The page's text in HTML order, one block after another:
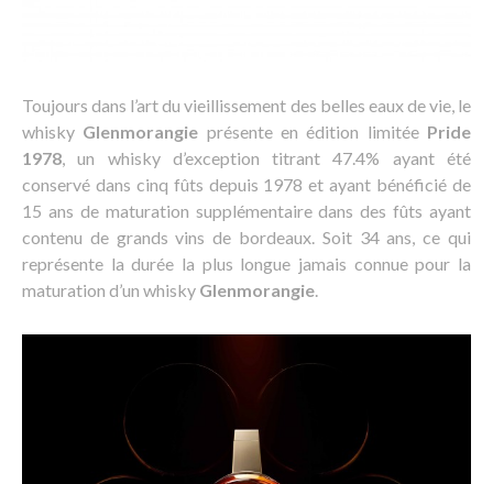
Toujours dans l’art du vieillissement des belles eaux de vie, le
whisky Glenmorangie présente en édition limitée Pride
1978, un whisky d’exception titrant 47.4% ayant été
conservé dans cinq fûts depuis 1978 et ayant bénéficié de
15 ans de maturation supplémentaire dans des fûts ayant
contenu de grands vins de bordeaux. Soit 34 ans, ce qui
représente la durée la plus longue jamais connue pour la
maturation d’un whisky Glenmorangie.